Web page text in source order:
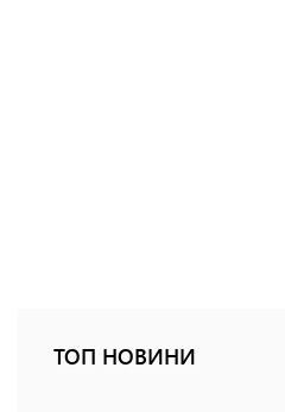
ТОП НОВИНИ